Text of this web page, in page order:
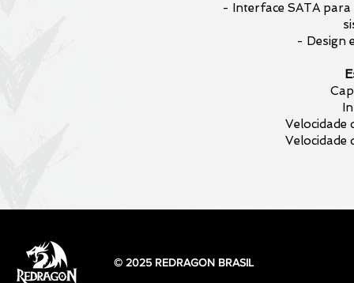
- Interface SATA
- Design
Velocidade
Velocidade
© 2025 REDRAGON BRASIL